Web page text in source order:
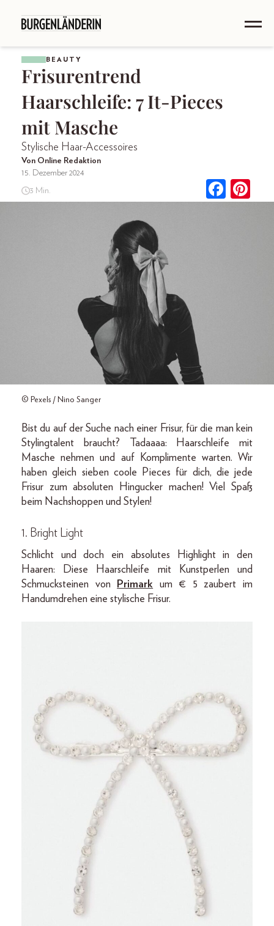
BEAUTY
Frisurentrend
Haarschleife: 7 It-Pieces
mit Masche
Stylische Haar-Accessoires
Von Online Redaktion
15. Dezember 2024
3 Min.
© Pexels / Nino Sanger
Bist du auf der Suche nach einer Frisur, für die man kein
Stylingtalent braucht? Tadaaaa: Haarschleife mit
Masche nehmen und auf Komplimente warten. Wir
haben gleich sieben coole Pieces für dich, die jede
Frisur zum absoluten Hingucker machen! Viel Spaß
beim Nachshoppen und Stylen!
1. Bright Light
Schlicht und doch ein absolutes Highlight in den
Haaren: Diese Haarschleife mit Kunstperlen und
Schmucksteinen von
Primark um € 5 zaubert im
Handumdrehen eine stylische Frisur.